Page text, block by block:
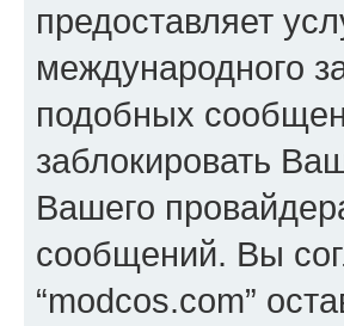
предоставляет
международного
подобных
заблокировать
Вашего
сообщений. Вы
“modcos.com”